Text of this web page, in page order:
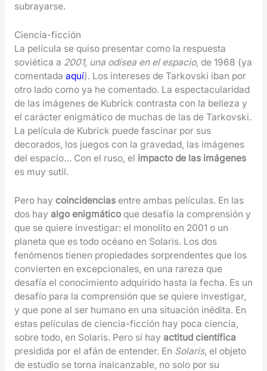
subrayarse.
Ciencia-ficción
La película se quiso presentar como la respuesta
soviética a 2001, una odisea en el espacio, de 1968 (ya
comentada aquí). Los intereses de Tarkovski iban por
otro lado como ya he comentado. La espectacularidad
de las imágenes de Kubrick contrasta con la belleza y
el carácter enigmático de muchas de las de Tarkovski.
La película de Kubrick puede fascinar por sus
decorados, los juegos con la gravedad, las imágenes
del espacio… Con el ruso, el impacto de las imágenes
es muy sutil.
Pero hay coincidenciasentre ambas películas. En las
dos hay algo enigmáticoque desafía la comprensión y
que se quiere investigar: el monolito en 2001 o un
planeta que es todo océano en Solaris. Los dos
fenómenos tienen propiedades sorprendentes que los
convierten en excepcionales, en una rareza que
desafía el conocimiento adquirido hasta la fecha. Es un
desafío para la comprensión que se quiere investigar,
y que pone al ser humano en una situación inédita. En
estas películas de ciencia-ficción hay poca ciencia,
sobre todo, en Solaris. Pero sí hay actitud científica
presidida por el afán de entender. En Solaris, el objeto
de estudio se torna inalcanzable, no solo por su